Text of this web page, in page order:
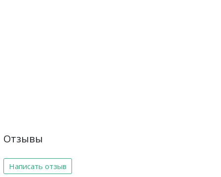
Отзывы
Написать отзыв